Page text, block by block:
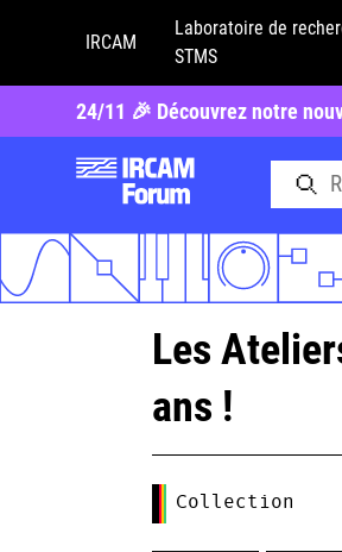
IRCAM
Laboratoire de
STMS
24/11 🎉 Découvrez notre
Les
ans !
Collection